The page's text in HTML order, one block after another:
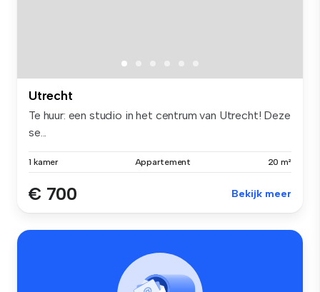
Utrecht
Te huur: een studio in het centrum van Utrecht! Deze
se...
1 kamer Appartement 20 m²
€ 700 Bekijk meer